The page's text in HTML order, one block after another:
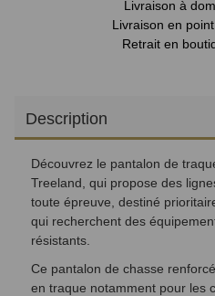
Livraison à
Livraison en
Retrait en
Description
Découvrez le pantalon de
Treeland, qui propose des
toute épreuve, destiné
qui recherchent des
résistants.
Ce pantalon de chasse
en traque notamment pour les